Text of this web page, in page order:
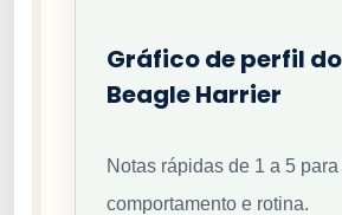
Gráfico de perfil do
Beagle Harrier
Notas rápidas de 1 a 5
comportamento e rotina.